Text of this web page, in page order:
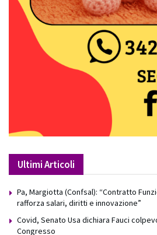
Ultimi Articoli
Pa, Margiotta (Confsal): “Contratto
rafforza salari, diritti e innovazione”
Covid, Senato Usa dichiara Fauci
Congresso